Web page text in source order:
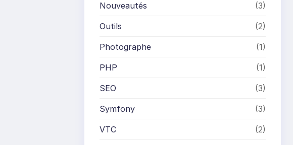
Nouveautés (3)
Outils (2)
Photographe (1)
PHP (1)
SEO (3)
Symfony (3)
VTC (2)